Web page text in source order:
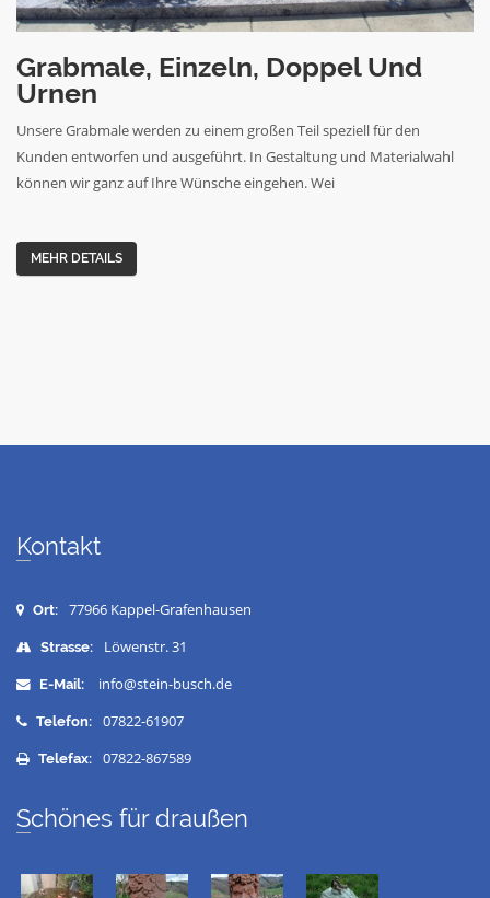
Grabmale, Einzeln, Doppel Und
Urnen
Unsere Grabmale werden zu einem großen Teil speziell für den
Kunden entworfen und ausgeführt. In Gestaltung und Materialwahl
können wir ganz auf Ihre Wünsche eingehen. Wei
MEHR DETAILS
Kontakt
Ort: 77966 Kappel-Grafenhausen
Strasse: Löwenstr. 31
E-Mail: info@stein-busch.de
Telefon: 07822-61907
Telefax: 07822-867589
Schönes für draußen